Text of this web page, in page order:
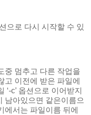
으로 다시 시작할 수 있
중 멈추고 다른 작업을
고 이전에 받은 파일에
c’ 옵션으로 이어받지
남아있으면 같은이름으
에서는 파일이름 뒤에